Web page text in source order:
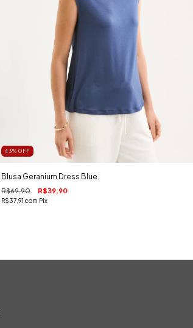
43%OFF
Blusa Geranium Dress Blue
R$69,90 R$39,90
R$37,91com Pix